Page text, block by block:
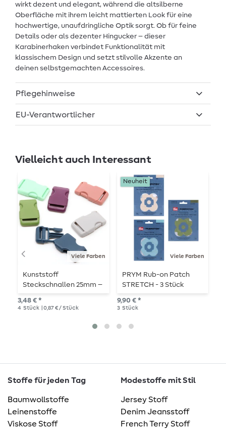
wirkt dezent und elegant, während die altsilberne
Oberfläche mit ihrem leicht mattierten Look für eine
hochwertige, unaufdringliche Optik sorgt. Ob für feine
Details oder als dezenter Hingucker – dieser
Karabinerhaken verbindet Funktionalität mit
klassischem Design und setzt stilvolle Akzente an
deinen selbstgemachten Accessoires.
Pflegehinweise
EU-Verantwortlicher
Vielleicht auch Interessant
Viele Farben
Kunststoff
Steckschnallen 25mm –
4 Stück
3,48 € *
4 Stück | 0,87 € / Stück
Viele Farben
Neuheit
PRYM Rub-on Patch
STRETCH - 3 Stück
9,90 € *
3 Stück
Stoffe für jeden Tag
Baumwollstoffe
Leinenstoffe
Viskose Stoff
Modestoffe mit Stil
Jersey Stoff
Denim Jeansstoff
French Terry Stoff